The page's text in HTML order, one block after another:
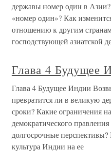
державы номер один в
«номер один»? Как
отношению к другим
господствующей азиатской
Глава 4 Будущее
Глава 4 Будущее Индии
превратится ли в великую
сроки? Какие ограничения
демократического
долгосрочные
культура Индии на ее